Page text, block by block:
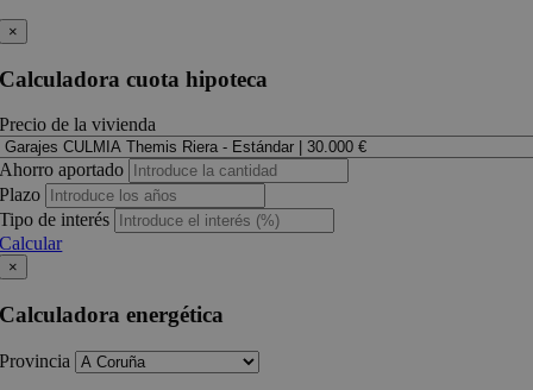
×
Calculadora cuota hipoteca
Precio de la vivienda
Ahorro aportado
Plazo
Tipo de interés
Calcular
×
Calculadora energética
Provincia